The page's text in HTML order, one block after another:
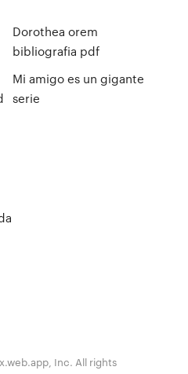
Dorothea orem
bibliografia pdf
Mi amigo es un gigante
serie
Inc. All rights